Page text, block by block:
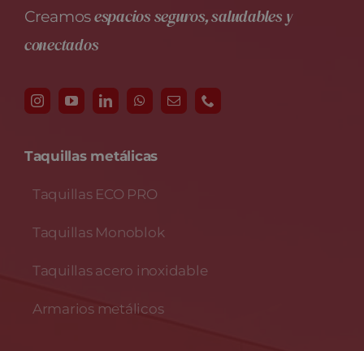
Creamosespacios seguros, saludables y
conectados
Taquillas metálicas
Taquillas ECO PRO
Taquillas Monoblok
Taquillas acero inoxidable
Armarios metálicos